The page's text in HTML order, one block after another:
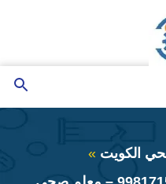
الكويت